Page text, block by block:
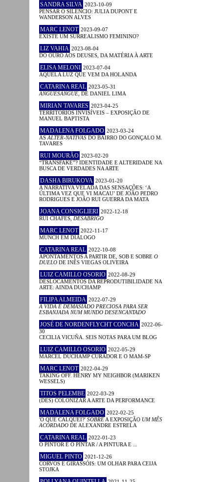
SANDRA SILVA 2023-10-09
PENSAR O SILÊNCIO: JULIA DUPONT E
WANDERSON ALVES
MARC LENOT 2023-09-07
EXISTE UM SURREALISMO FEMININO?
LIZ VAHIA 2023-08-04
DO OURO AOS DEUSES, DA MATÉRIA À ARTE
ELISA MELONI 2023-07-04
AQUELA LUZ QUE VEM DA HOLANDA
CATARINA REAL 2023-05-31
ANGUESÂNGUE , DE DANIEL LIMA
MIRIAN TAVARES 2023-04-25
TERRITÓRIOS INVISÍVEIS – EXPOSIÇÃO DE
MANUEL BAPTISTA
MADALENA FOLGADO 2023-03-24
AS ALTER-NATIVAS DO BAIRRO DO GONÇALO M.
TAVARES
RUI MOURÃO 2023-02-20
“TRANSFAKE”? IDENTIDADE E ALTERIDADE NA
BUSCA DE VERDADES NA ARTE
DASHA BIRUKOVA 2023-01-20
A NARRATIVA VELADA DAS SENSAÇÕES: ‘A
ÚLTIMA VEZ QUE VI MACAU’ DE JOÃO PEDRO
RODRIGUES E JOÃO RUI GUERRA DA MATA
JOANA CONSIGLIERI 2022-12-18
RUI CHAFES, DESABRIGO
MARC LENOT 2022-11-17
MUNCH EM DIÁLOGO
CATARINA REAL 2022-10-08
APONTAMENTOS A PARTIR DE, SOB E SOBRE O
DUELO DE INÊS VIEGAS OLIVEIRA
LUIZ CAMILLO OSORIO 2022-08-29
DESLOCAMENTOS DA REPRODUTIBILIDADE NA
ARTE: AINDA DUCHAMP
FILIPA ALMEIDA 2022-07-29
A VIDA É DEMASIADO PRECIOSA PARA SER
ESBANJADA NUM MUNDO DESENCANTADO
JOSÉ DE NORDENFLYCHT CONCHA 2022-06-
30
CECILIA VICUÑA. SEIS NOTAS PARA UM BLOG
LUIZ CAMILLO OSORIO 2022-05-29
MARCEL DUCHAMP CURADOR E O MAM-SP
MARC LENOT 2022-04-29
TAKING OFF. HENRY MY NEIGHBOR (MARIKEN
WESSELS)
TITOS PELEMBE 2022-03-29
(DES) COLONIZAR A ARTE DA PERFORMANCE
MADALENA FOLGADO 2022-02-25
'O QUE CALQUEI?' SOBRE A EXPOSIÇÃO UM MÊS
ACORDADO DE ALEXANDRE ESTRELA
CATARINA REAL 2022-01-23
O PINTOR E O PINTAR / A PINTURA E ...
MIGUEL PINTO 2021-12-26
CORVOS E GIRASSÓIS: UM OLHAR PARA CEIJA
STOJKA